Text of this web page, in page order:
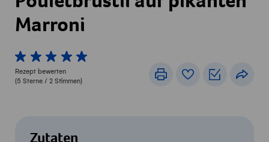
Marroni
1 von 5 Sterne
2 von 5 Sterne
3 von 5 Sterne
4 von 5 Sterne
5 von 5 Sterne
Rezept bewerten
(5 Sterne / 2 Stimmen)
DruckenRezeptbuch